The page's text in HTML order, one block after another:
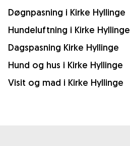
Døgnpasning i Kirke Hyllinge
Hundeluftning i Kirke Hyllinge
Dagspasning Kirke Hyllinge
Hund og hus i Kirke Hyllinge
Visit og mad i Kirke Hyllinge